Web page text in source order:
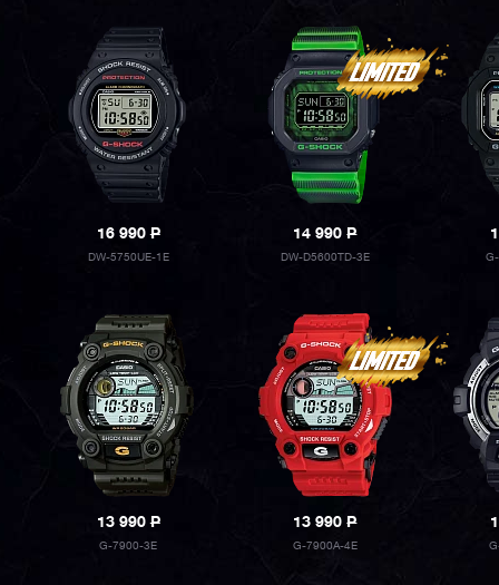
16 990P
DW-5750UE-1E
14 990P
DW-D5600TD-3E
13 990P
G-7900-3E
13 990P
G-7900A-4E